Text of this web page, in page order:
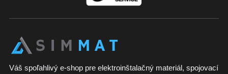
Váš spoľahlivý e-shop pre elektroinštalačný materiál, spojovací